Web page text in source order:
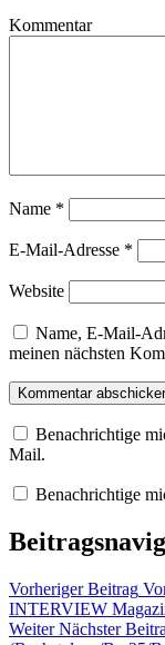
Kommentar
Name *
E-Mail-Adresse *
Website
Name, E-Mail-
meinen nächsten
Benachrichtige
Mail.
Benachrichtige
Vorheriger Beitrag
INTERVIEW
Weiter Nächster